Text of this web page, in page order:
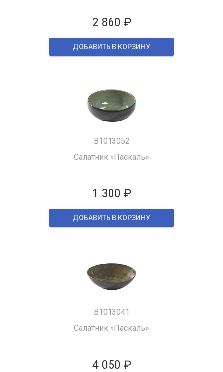
2 860 ₽
ДОБАВИТЬ В КОРЗИНУ
B1013052
Салатник «Паскаль»
1 300 ₽
ДОБАВИТЬ В КОРЗИНУ
B1013041
Салатник «Паскаль»
4 050 ₽